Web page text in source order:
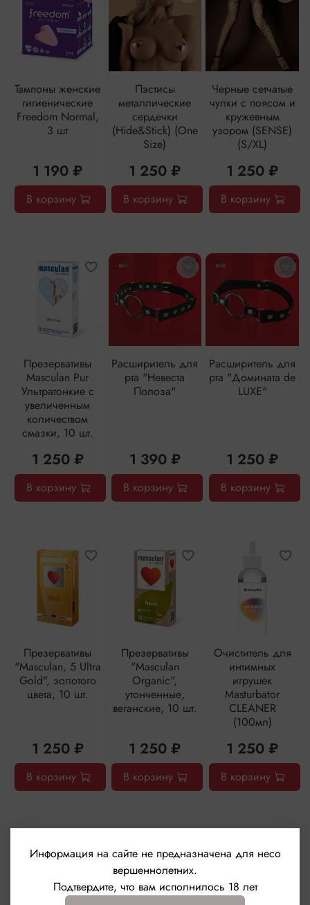
Тампоны женские
гигиенические
Freedom Normal,
3 шт
1 190 ₽
В корзину
Пэстисы
металлические
сердечки
(Hide&Stick) (One
Size)
1 250 ₽
В корзину
Черные сетчатые
чулки с поясом и
кружевным
узором (SENSE)
(S/XL)
1 250 ₽
В корзину
Презервативы
Masculan Pur
Ультратонкие с
увеличенным
количеством
смазки, 10 шт.
1 250 ₽
В корзину
Расширитель для
рта "Невеста
Полоза"
1 390 ₽
В корзину
Расширитель для
рта "Домината de
LUXE"
1 250 ₽
В корзину
Презервативы
"Masculan, 5 Ultra
Gold", золотого
цвета, 10 шт.
1 250 ₽
В корзину
Презервативы
"Masculan
Organic",
утонченные,
веганские, 10 шт.
1 250 ₽
В корзину
Очиститель для
интимных
игрушек
Masturbator
CLEANER
(100мл)
1 250 ₽
В корзину
Информация на сайте не предназначена для несо
вершеннолетних.
Подтвердите, что вам исполнилось 18 лет